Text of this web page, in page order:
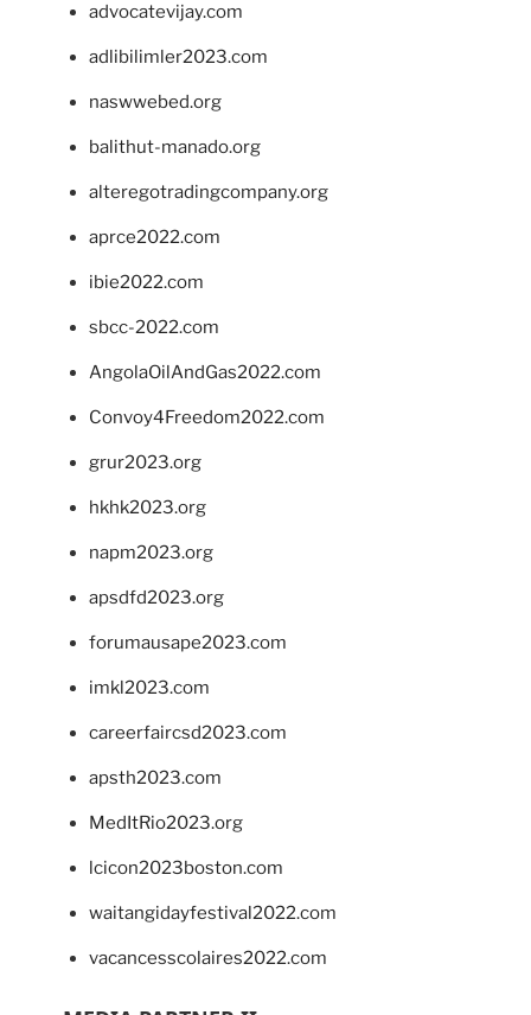
advocatevijay.com
adlibilimler2023.com
naswwebed.org
balithut-manado.org
alteregotradingcompany.org
aprce2022.com
ibie2022.com
sbcc-2022.com
AngolaOilAndGas2022.com
Convoy4Freedom2022.com
grur2023.org
hkhk2023.org
napm2023.org
apsdfd2023.org
forumausape2023.com
imkl2023.com
careerfaircsd2023.com
apsth2023.com
MedItRio2023.org
lcicon2023boston.com
waitangidayfestival2022.com
vacancesscolaires2022.com